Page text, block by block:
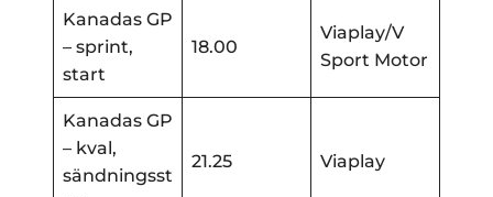
Kanadas GP
– sprint,
start
18.00
Viaplay/V
Sport Motor
Kanadas GP
– kval,
sändningsst
21.25 Viaplay